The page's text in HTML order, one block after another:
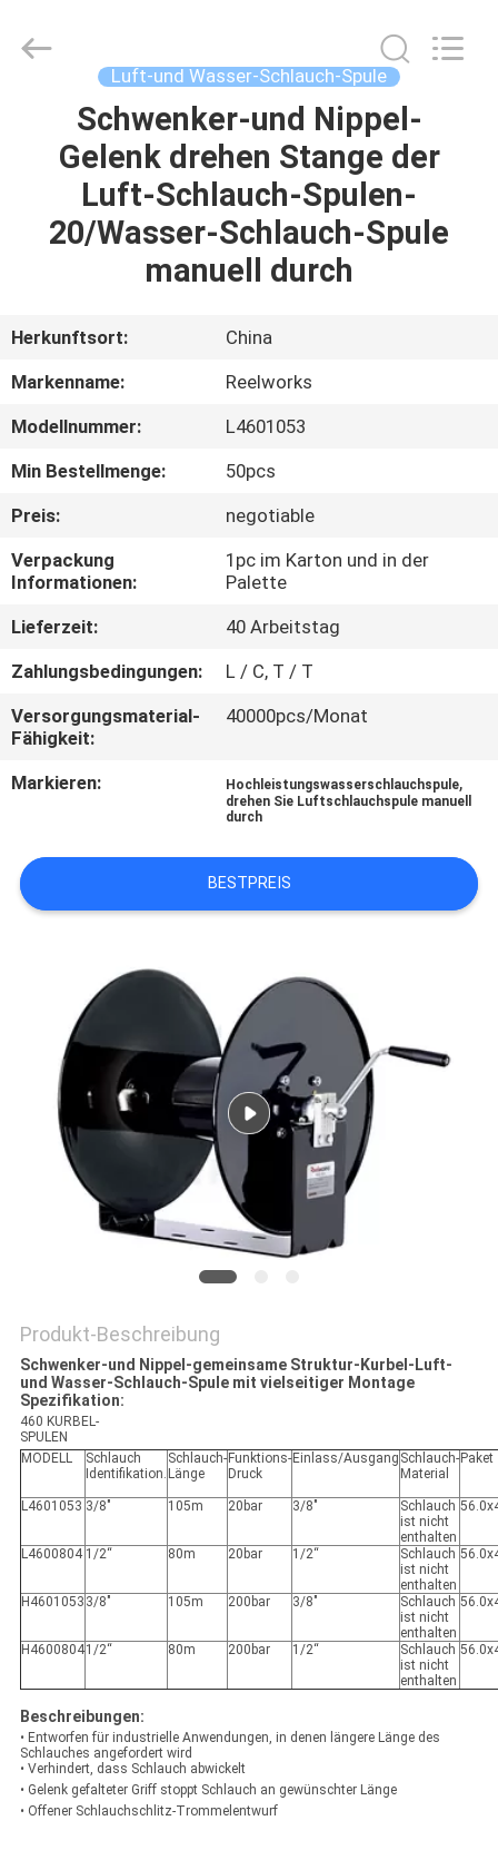
PRODUKTE
ÜBER
UNS
FABRIK-
TOUR
QUALITÄTSKONTROLLE
KONTAKTIERE
UNS
NACHRICHTEN
FORDERN
EIN
ANGEBOT
SITEMAP
PRIVACY
POLICY
Luft-und Wasser-Schlauch-Spule
Schwenker-und Nippel-
Gelenk drehen Stange der
Luft-Schlauch-Spulen-
20/Wasser-Schlauch-Spule
manuell durch
Herkunftsort:
China
Markenname:
Reelworks
Modellnummer:
L4601053
Min Bestellmenge:
50pcs
Preis:
negotiable
Verpackung
Informationen:
1pc im Karton und in der
Palette
Lieferzeit:
40 Arbeitstag
Zahlungsbedingungen:
L / C, T / T
Versorgungsmaterial-
Fähigkeit:
40000pcs/Monat
Markieren: Hochleistungswasserschlauchspule,
drehen Sie Luftschlauchspule manuell
durch
BESTPREIS
Produkt-Beschreibung
Schwenker-und Nippel-gemeinsame Struktur-Kurbel-Luft-
und Wasser-Schlauch-Spule mit vielseitiger Montage
Spezifikation:
460 KURBEL-
SPULEN
MODELL
Schlauch
Identifikation.
Schlauch-
Länge
Funktions-
Druck
Einlass/Ausgang Schlauch-
Material
Paket
L4601053 3/8" 105m 20bar 3/8"
Schlauch
ist nicht
enthalten
L4600804 1/2“ 80m 20bar 1/2“
Schlauch
ist nicht
enthalten
H4601053 3/8" 105m 200bar 3/8"
Schlauch
ist nicht
enthalten
H46008041/2“ 80m 200bar 1/2“
Schlauch
ist nicht
enthalten
Beschreibungen:
• Entworfen für industrielle Anwendungen, in denen längere Länge des
Schlauches angefordert wird
• Verhindert, dass Schlauch abwickelt
• Gelenk gefalteter Griff stoppt Schlauch an gewünschter Länge
• Offener Schlauchschlitz-Trommelentwurf